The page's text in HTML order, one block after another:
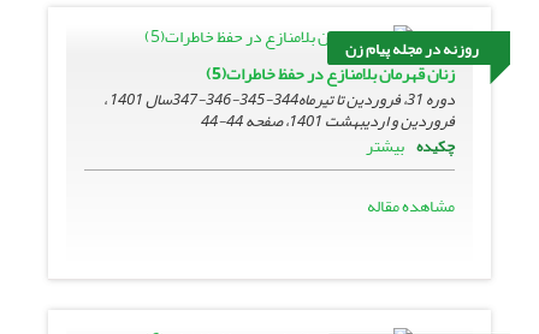
روزنه در مجله پیام زن
زنان قهرمان بلامنازع در حفظ خاطرات(5)
دوره 31، فروردین تا تیرماه344-345-346-347سال 1401 ،
فروردین و اردیبهشت 1401، صفحه
44-44
چکیده بیشتر
مشاهده مقاله